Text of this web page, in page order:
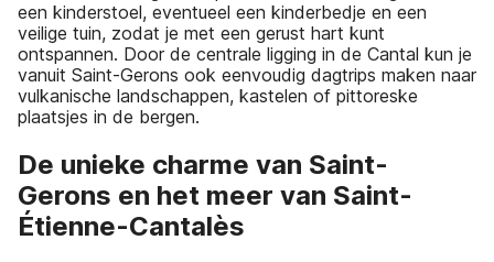
een kinderstoel, eventueel een kinderbedje en een
veilige tuin, zodat je met een gerust hart kunt
ontspannen. Door de centrale ligging in de Cantal kun je
vanuit Saint-Gerons ook eenvoudig dagtrips maken naar
vulkanische landschappen, kastelen of pittoreske
plaatsjes in de bergen.
De unieke charme van Saint-
Gerons en het meer van Saint-
Étienne-Cantalès